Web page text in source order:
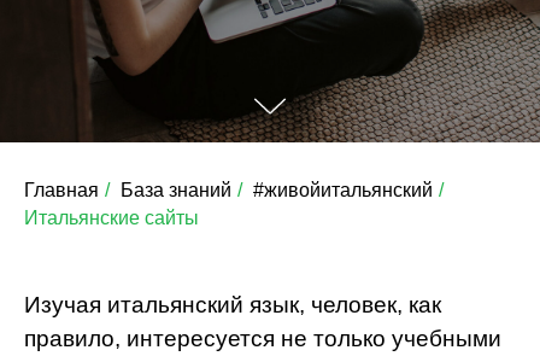
Главная / База знаний / #живойитальянский /
Итальянские сайты
Изучая итальянский язык, человек, как
правило, интересуется не только учебными